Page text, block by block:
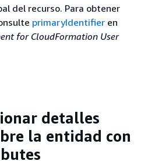
del recurso. Para obtener
primaryIdentifier en
for CloudFormation User
detalles
la entidad con